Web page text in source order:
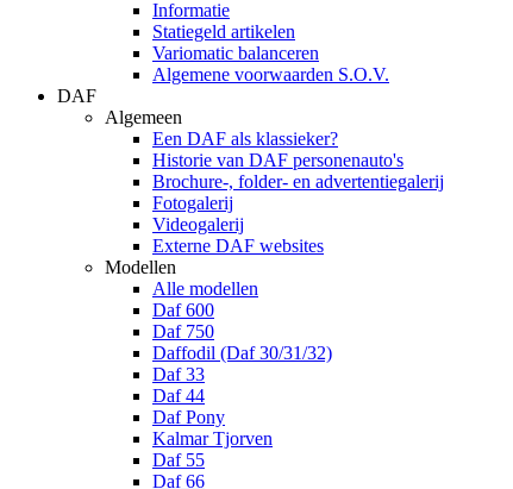
Informatie
Statiegeld artikelen
Variomatic balanceren
Algemene voorwaarden S.O.V.
DAF
Algemeen
Een DAF als klassieker?
Historie van DAF personenauto's
Brochure-, folder- en advertentiegalerij
Fotogalerij
Videogalerij
Externe DAF websites
Modellen
Alle modellen
Daf 600
Daf 750
Daffodil (Daf 30/31/32)
Daf 33
Daf 44
Daf Pony
Kalmar Tjorven
Daf 55
Daf 66